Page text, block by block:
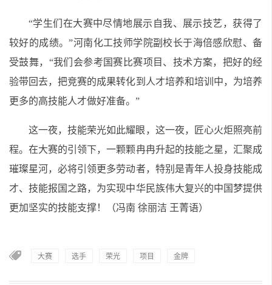
“学生们在大赛中尽情地展示自我、展示技艺，获得了
较好的成绩。”河南化工技师学院副校长于海倍感欣慰、备
受鼓舞，“我们会参考国赛比赛项目、技术方案，把好的经
验带回去，把竞赛的成果转化到人才培养和培训中，为培养
更多的高技能人才做好准备。”
这一夜，技能荣光如此耀眼，这一夜，匠心火炬照亮前
程。在大赛的引领下，一颗颗冉冉升起的技能之星，汇聚成
璀璨星河，必将引领更多劳动者，特别是青年人投身技能成
才、技能报国之路，为实现中华民族伟大复兴的中国梦提供
更加坚实的技能支撑！
（冯南 徐丽洁 王菁语）
大赛 选手 荣光 项目 金牌